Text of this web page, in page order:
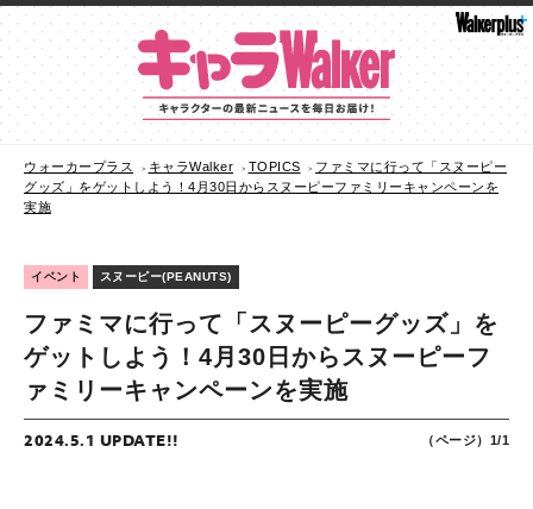
ウォーカープラス キャラWalker TOPICS
ファミマに行って「スヌーピー
グッズ」をゲットしよう！4月30日からスヌーピーファミリーキャンペーンを
実施
イベント スヌーピー(PEANUTS)
ファミマに行って「スヌーピーグッズ」を
ゲットしよう！4月30日からスヌーピーフ
ァミリーキャンペーンを実施
2024.5.1 UPDATE!! （ページ）1/1